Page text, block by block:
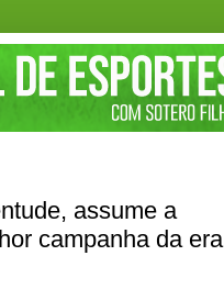
assume a
campanha da era